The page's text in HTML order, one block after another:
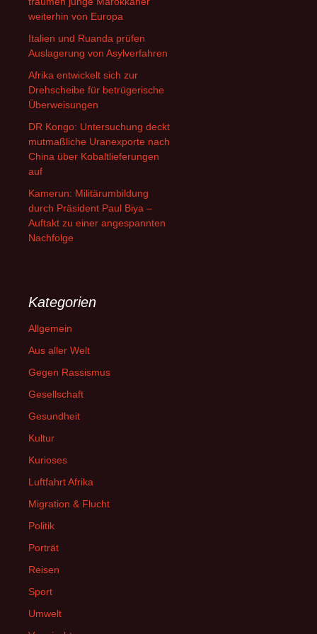
weiterhin von Europa
Italien und Ruanda prüfen
Auslagerung von Asylverfahren
Afrika entwickelt sich zur
Drehscheibe für betrügerische
Überweisungen
DR Kongo: Untersuchung deckt
mutmaßliche Uranexporte nach
China über Kobaltlieferungen
auf
Kamerun: Militärumbildung
durch Präsident Paul Biya –
Auftakt zu einer angespannten
Nachfolge
Kategorien
Allgemein
Aus aller Welt
Gegen Rassismus
Gesellschaft
Gesundheit
Kultur
Kurioses
Luftfahrt Afrika
Migration & Flucht
Politik
Porträt
Reisen
Sport
Umwelt